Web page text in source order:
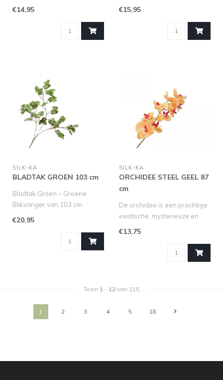
€14,95 €15,95
SILK-KA
BLADTAK GROEN 103 cm
Bladtak Groen – Groene
Blikvanger van 103 cm
€20,95
SILK-KA
ORCHIDEE STEEL GEEL 87
cm
De orchidee is een prachtige
exotische, mysterieuze en
€13,75
Toon 1 - 12 van 215
1 2 3 4 5 18